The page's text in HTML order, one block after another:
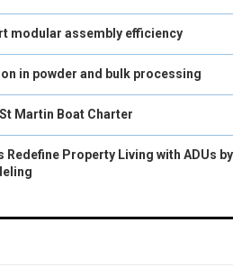
modular assembly efficiency
in powder and bulk processing
Martin Boat Charter
Property Living with ADUs by